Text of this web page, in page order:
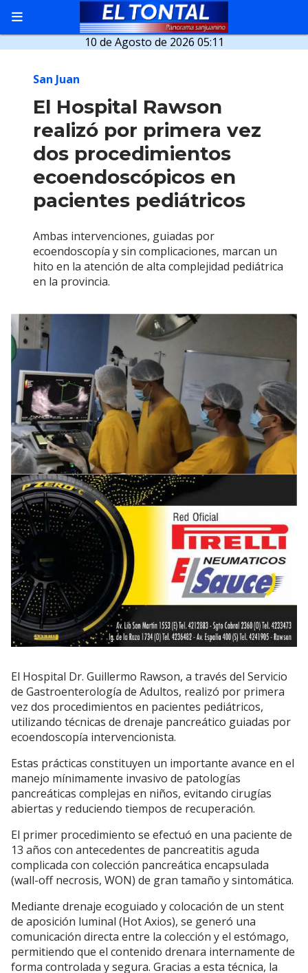
10 de Agosto de 2026 05:11
El Hospital Rawson
realizó por primera vez
dos procedimientos
ecoendoscópicos en
pacientes pediátricos
Ambas intervenciones, guiadas por
ecoendoscopía y sin complicaciones, marcan un
hito en la atención de alta complejidad pediátrica
en la provincia.
San Juan
El Hospital Dr. Guillermo Rawson, a través del Servicio
de Gastroenterología de Adultos, realizó por primera
vez dos procedimientos en pacientes pediátricos,
utilizando técnicas de drenaje pancreático guiadas por
ecoendoscopía intervencionista.
Estas prácticas constituyen un importante avance en el
manejo mínimamente invasivo de patologías
pancreáticas complejas en niños, evitando cirugías
abiertas y reduciendo tiempos de recuperación.
El primer procedimiento se efectuó en una paciente de
13 años con antecedentes de pancreatitis aguda
complicada con colección pancreática encapsulada
(wall-off necrosis, WON) de gran tamaño y sintomática.
Mediante drenaje ecoguiado y colocación de un stent
de aposición luminal (Hot Axios), se generó una
comunicación directa entre la colección y el estómago,
permitiendo que el contenido drenara internamente de
forma controlada y segura. Gracias a esta técnica, la